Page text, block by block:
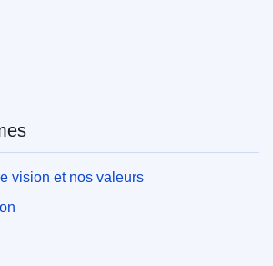
vision et nos valeurs